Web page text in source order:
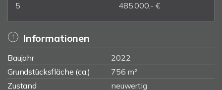
5
485.000,- €
Informationen
Baujahr
2022
Grundstücksfläche (ca.)
756 m²
Zustand
neuwertig